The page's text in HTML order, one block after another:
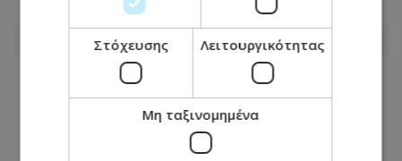
09.08.2026 - 09:00
Στόχευσης Λειτουργικότητας
Μη ταξινομημένα